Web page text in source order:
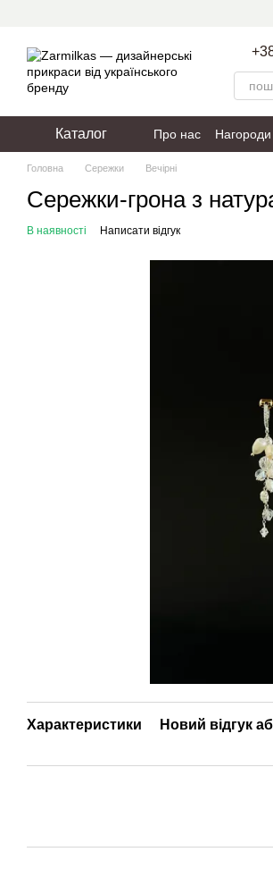
Каталог Про нас Нагороди
Пакування
Головна Сережки Вечірні
Сережки-грона з
В наявності Написати відгук
Характеристики Новий відгук